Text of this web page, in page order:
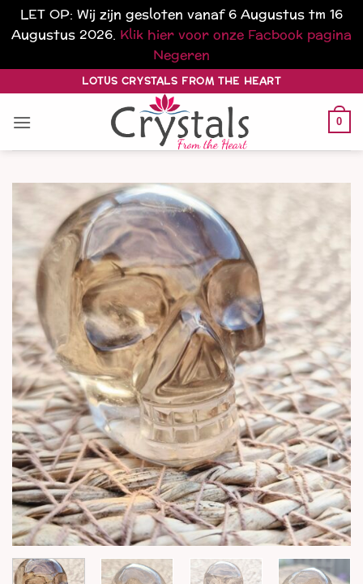
LET OP: Wij zijn gesloten vanaf 6 Augustus tm 16
Augustus 2026. Klik hier voor onze Facbook pagina
Negeren
naar
inhoud
LOTUS CRYSTALS FROM THE HEART
0